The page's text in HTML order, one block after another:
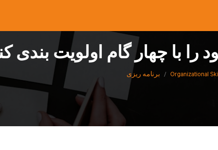
را با چهار گام اولویت بندی
Organizational
/ برنامه ریزی